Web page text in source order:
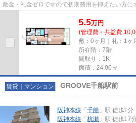
敷金・礼金ゼロですので初期費用を抑えたい方に
5.5万円
(管理費・共益費
敷：0ヶ月｜礼：1ヶ
所在階：7階
間取り：1K
面積：24.00㎡
賃貸｜マンション GROOVE千船駅前
阪神本線 「 千船 」駅 徒歩1分
阪神本線 「 杭瀬 」駅 徒歩17